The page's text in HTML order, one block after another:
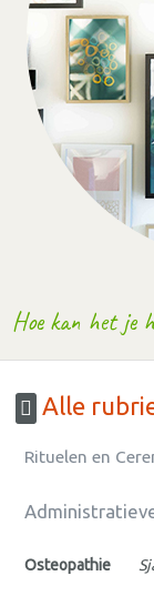
Hoe kan het je
Alle
Rituelen en
Osteopathie